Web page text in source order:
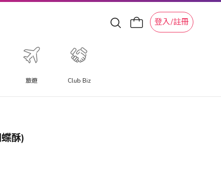
登入/註冊
旅遊 Club Biz
酥)